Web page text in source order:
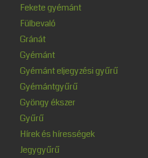
Fekete gyémánt
Fülbevaló
Gránát
Gyémánt
Gyémánt eljegyzési gyűrű
Gyémántgyűrű
Gyöngy ékszer
Gyűrű
Hírek és hírességek
Jegygyűrű